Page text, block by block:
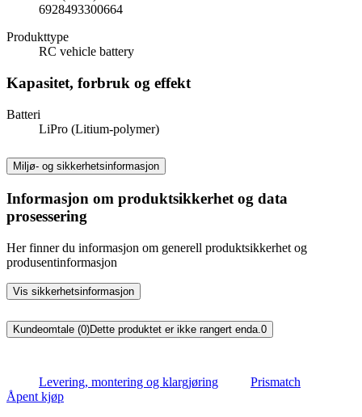
6928493300664
Produkttype
RC vehicle battery
Kapasitet, forbruk og effekt
Batteri
LiPro (Litium-polymer)
Miljø- og sikkerhetsinformasjon
Informasjon om produktsikkerhet og data
prosessering
Her finner du informasjon om generell produktsikkerhet og
produsentinformasjon
Vis sikkerhetsinformasjon
Kundeomtale (0)Dette produktet er ikke rangert enda.0
Levering, montering og klargjøring
Prismatch
Åpent kjøp